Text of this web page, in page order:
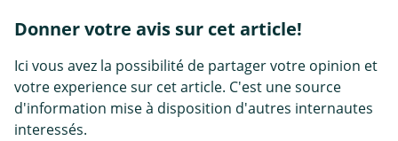
Donner votre avis sur cet article!
Ici vous avez la possibilité de partager votre opinion et
votre experience sur cet article. C'est une source
d'information mise à disposition d'autres internautes
interessés.